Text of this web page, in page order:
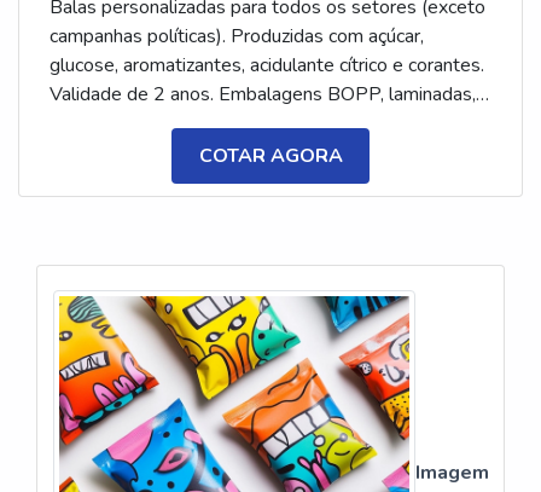
Balas personalizadas para todos os setores (exceto
campanhas políticas). Produzidas com açúcar,
glucose, aromatizantes, acidulante cítrico e corantes.
Validade de 2 anos. Embalagens BOPP, laminadas,
metalizadas ou ecológicas, com impressão colorida
ou P&B em alta qualidade, tinta atóxica. Medida: 5 ×
3,5 cm. Sabores variados (frutas, café, menta etc.) e
COTAR AGORA
Imagem